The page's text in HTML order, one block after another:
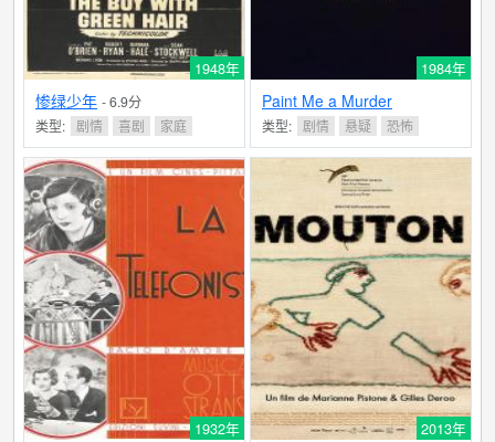
1948年
惨绿少年 - 6.9分
类型: 剧情 喜剧 家庭
1984年
Paint Me a Murder
类型: 剧情 悬疑 恐怖
1932年 2013年